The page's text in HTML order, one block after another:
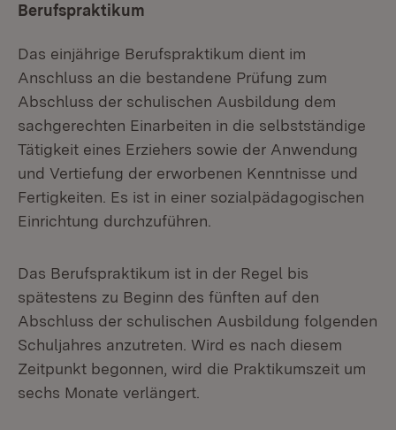
Berufspraktikum
Das einjährige Berufspraktikum dient im
Anschluss an die bestandene Prüfung zum
Abschluss der schulischen Ausbildung dem
sachgerechten Einarbeiten in die selbstständige
Tätigkeit eines Erziehers sowie der Anwendung
und Vertiefung der erworbenen Kenntnisse und
Fertigkeiten. Es ist in einer sozialpädagogischen
Einrichtung durchzuführen.
Das Berufspraktikum ist in der Regel bis
spätestens zu Beginn des fünften auf den
Abschluss der schulischen Ausbildung folgenden
Schuljahres anzutreten. Wird es nach diesem
Zeitpunkt begonnen, wird die Praktikumszeit um
sechs Monate verlängert.